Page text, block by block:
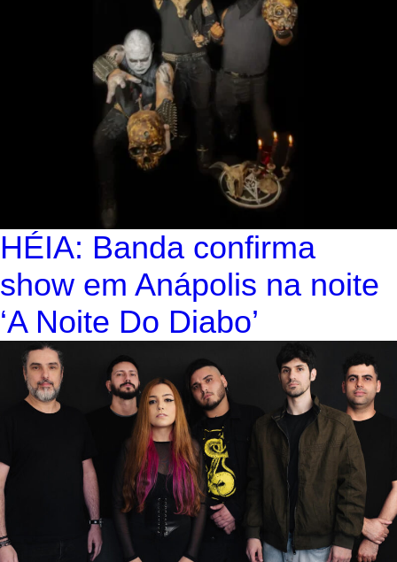
HÉIA: Banda confirma
show em Anápolis na noite
‘A Noite Do Diabo’